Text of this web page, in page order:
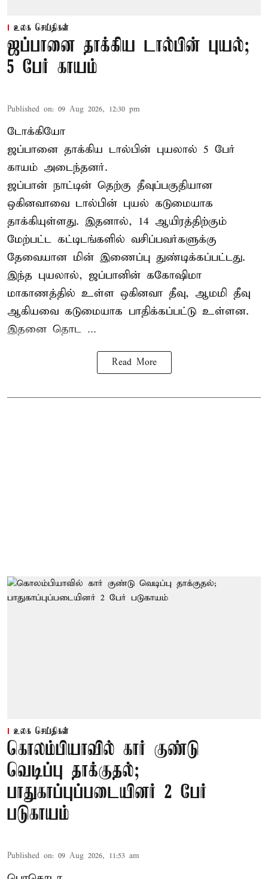
உலக செய்திகள்
ஜப்பானை தாக்கிய டால்பின் புயல்;
5 பேர் காயம்
Published on: 09 Aug 2026, 12:30 pm
டோக்கியோ
ஜப்பானை தாக்கிய டால்பின் புயலால் 5 பேர்
காயம் அடைந்தனர்.
ஜப்பான் நாட்டின் தெற்கு தீவுப்பகுதியான
ஒகினவாவை டால்பின் புயல் கடுமையாக
தாக்கியுள்ளது. இதனால், 14 ஆயிரத்திற்கும்
மேற்பட்ட கட்டிடங்களில் வசிப்பவர்களுக்கு
தேவையான மின் இணைப்பு துண்டிக்கப்பட்டது.
இந்த புயலால், ஜப்பானின் ககோஷிமா
மாகாணத்தில் உள்ள ஒகினவா தீவு, ஆமமி தீவு
ஆகியவை கடுமையாக பாதிக்கப்பட்டு உள்ளன.
இதனை தொட ...
Read More
உலக செய்திகள்
கொலம்பியாவில் கார் குண்டு
வெடிப்பு தாக்குதல்;
பாதுகாப்புப்படையினர் 2 பேர்
படுகாயம்
Published on: 09 Aug 2026, 11:53 am